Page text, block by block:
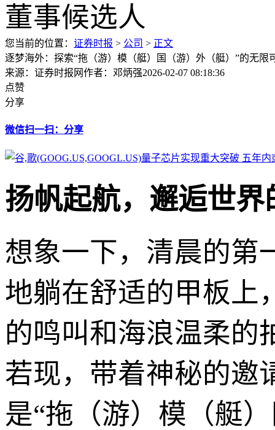
您当前的位置： 证券时报 > 公司 > 正文
逐梦海外：探索“拖（游）模（艇）国（游）外（艇）”的无限
来源：证券时报网作者：邓炳强2026-02-07 08:18:36
点赞
分享
微信扫一扫：分享
扬帆起航，邂逅世界
想象一下，清晨的第
地躺在舒适的甲板上
的鸣叫和海浪温柔的
若现，带着神秘的邀
是“拖（游）模（艇